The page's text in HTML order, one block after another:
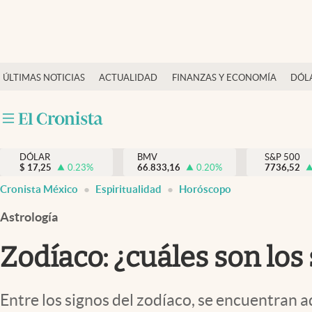
ÚLTIMAS NOTICIAS ACTUALIDAD FINANZAS Y ECONOMÍA
Actualidad
Internacionales
Opinión
Brand Strategy
Vida y estilo
Tv
DÓLAR
$ 17,25 0.23%
BMV
66.833,16
0.20%
S&P 500
7736,52
Cronista México Espiritualidad Horóscopo
Astrología
Zodíaco: ¿cuáles son
Entre los signos del zodíaco, se encuentran